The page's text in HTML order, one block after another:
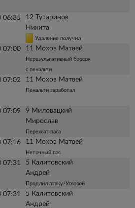
06:35
12 Тутаринов
Никита
Удаление получил
07:00 11 Мохов Матвей
Нерезультативный бросок
с пенальти
07:02 11 Мохов Матвей
Пенальти заработал
07:09
9 Миловацкий
Мирослав
Перехват паса
07:16 11 Мохов Матвей
Неточный пас
07:31
5 Калитовский
Андрей
Продлил атаку/Угловой
07:31
5 Калитовский
Андрей